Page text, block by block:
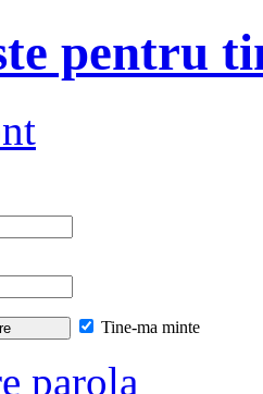
pentru
Tine-ma minte
parola